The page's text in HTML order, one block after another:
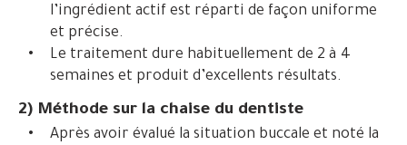
l’ingrédient actif est réparti de façon uniforme
et précise.
Le traitement dure habituellement de 2 à 4
semaines et produit d’excellents résultats.
2) Méthode sur la chaise du dentiste
Après avoir évalué la situation buccale et noté la